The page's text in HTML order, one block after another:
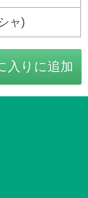
ャ)
入りに追加